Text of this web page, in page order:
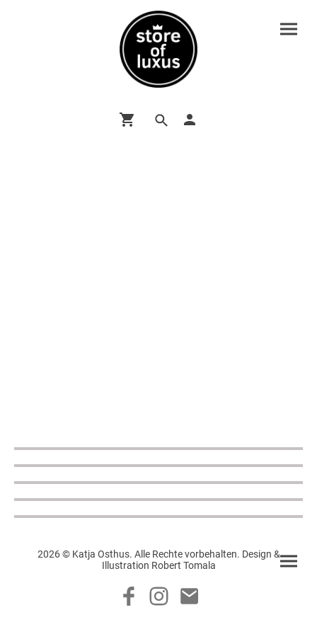
2026 © Katja Osthus. Alle Rechte vorbehalten. Design &
Illustration Robert Tomala